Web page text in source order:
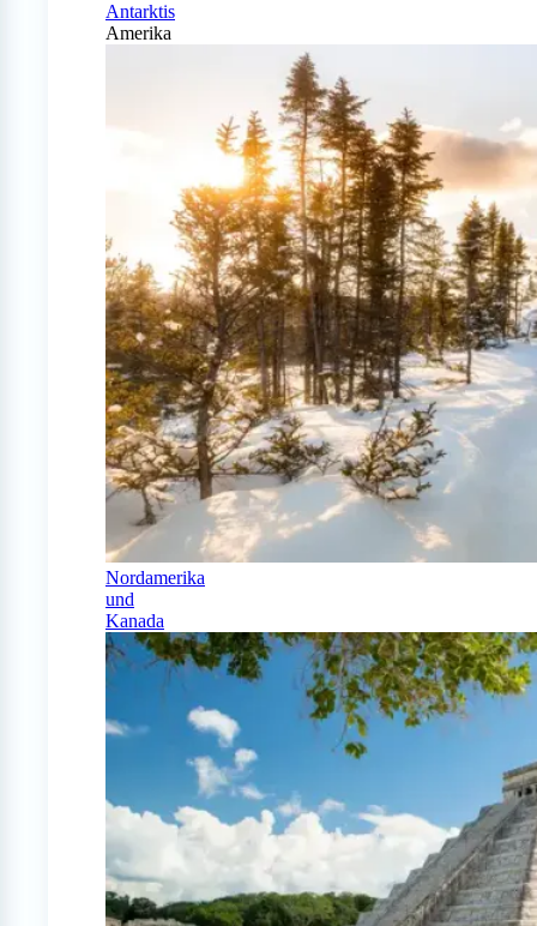
Antarktis
Amerika
Nordamerika
und
Kanada